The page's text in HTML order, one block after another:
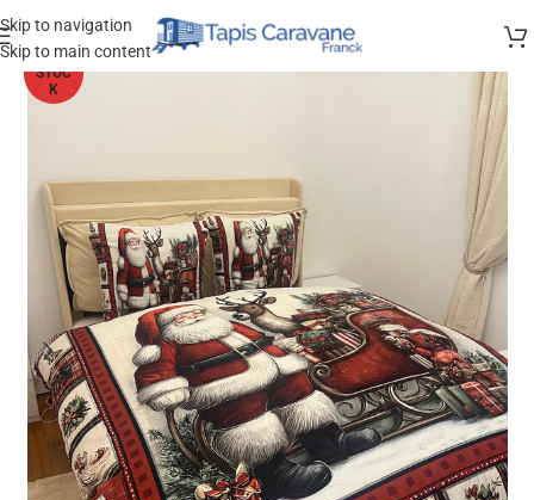
Skip to navigation
Skip to main content
HORS
STOC
K